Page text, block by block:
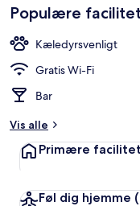
Populære
Kæledyrsvenligt
Gratis Wi-Fi
Bar
Vis alle
Primære
Føl dig hjemme